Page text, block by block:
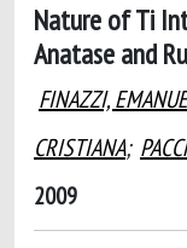
Nature of Ti
Anatase and
FINAZZI,
CRISTIANA;
2009